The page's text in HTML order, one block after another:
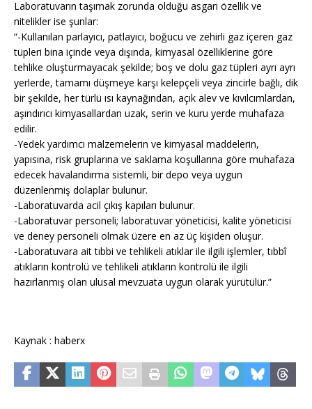
Laboratuvarın taşımak zorunda olduğu asgari özellik ve
nitelikler ise şunlar:
“-Kullanılan parlayıcı, patlayıcı, boğucu ve zehirli gaz içeren gaz
tüpleri bina içinde veya dışında, kimyasal özelliklerine göre
tehlike oluşturmayacak şekilde; boş ve dolu gaz tüpleri ayrı ayrı
yerlerde, tamamı düşmeye karşı kelepçeli veya zincirle bağlı, dik
bir şekilde, her türlü ısı kaynağından, açık alev ve kıvılcımlardan,
aşındırıcı kimyasallardan uzak, serin ve kuru yerde muhafaza
edilir.
-Yedek yardımcı malzemelerin ve kimyasal maddelerin,
yapısına, risk gruplarına ve saklama koşullarına göre muhafaza
edecek havalandırma sistemli, bir depo veya uygun
düzenlenmiş dolaplar bulunur.
-Laboratuvarda acil çıkış kapıları bulunur.
-Laboratuvar personeli; laboratuvar yöneticisi, kalite yöneticisi
ve deney personeli olmak üzere en az üç kişiden oluşur.
-Laboratuvara ait tıbbi ve tehlikeli atıklar ile ilgili işlemler, tıbbî
atıkların kontrolü ve tehlikeli atıkların kontrolü ile ilgili
hazırlanmış olan ulusal mevzuata uygun olarak yürütülür.”
Kaynak : haberx